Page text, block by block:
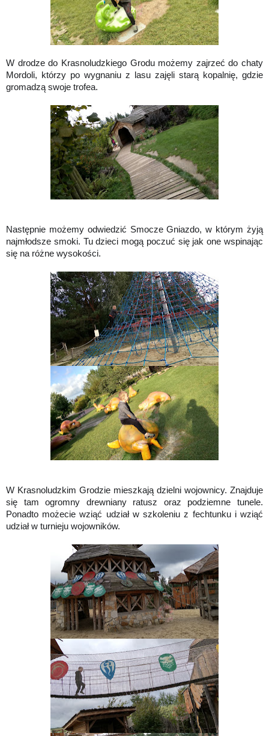
W drodze do Krasnoludzkiego Grodu możemy zajrzeć do chaty
Mordoli, którzy po wygnaniu z lasu zajęli starą kopalnię, gdzie
gromadzą swoje trofea.
Następnie możemy odwiedzić Smocze Gniazdo, w którym żyją
najmłodsze smoki. Tu dzieci mogą poczuć się jak one wspinając
się na różne wysokości.
W Krasnoludzkim Grodzie mieszkają dzielni wojownicy. Znajduje
się tam ogromny drewniany ratusz oraz podziemne tunele.
Ponadto możecie wziąć udział w szkoleniu z fechtunku i wziąć
udział w turnieju wojowników.